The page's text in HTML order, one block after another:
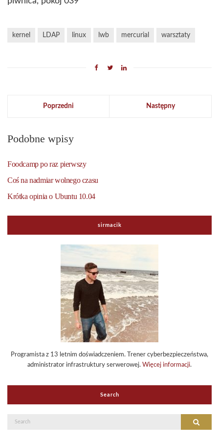
kernel LDAP linux lwb mercurial warsztaty
Poprzedni Następny
Podobne wpisy
Foodcamp po raz pierwszy
Coś na nadmiar wolnego czasu
Krótka opinia o Ubuntu 10.04
sirmacik
Programista z 13 letnim doświadczeniem. Trener cyberbezpieczeństwa,
administrator infrastruktury serwerowej. Więcej informacji.
Search
Search